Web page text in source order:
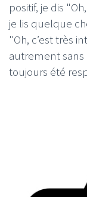
positif, je dis
je lis quelque
"Oh, c’est très
autrement sans
toujours été